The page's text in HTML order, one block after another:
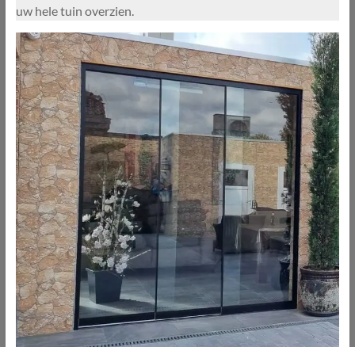
uw hele tuin overzien.